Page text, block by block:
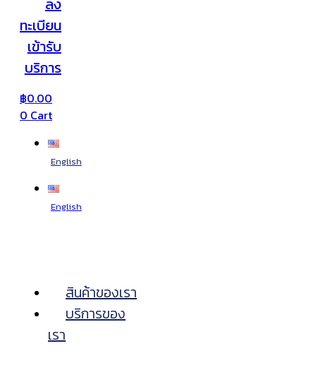
ทะเบียน
เข้ารับ
บริการ
฿0.00
0 Cart
English
English
สินค้าของเรา
บริการของ
เรา